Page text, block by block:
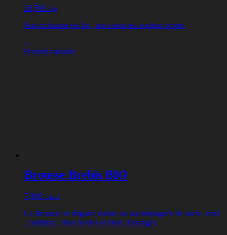
26,50€ /kg
Son croûtante est fin , son coeur est couleur ivoire.
...
Produit variable
Brousse Brebis BIO
7,90€ /unité
La Brousse se déguste nature ou accompagnée de sucre, miel
, confiture, fines herbes et fleur d’oranger.